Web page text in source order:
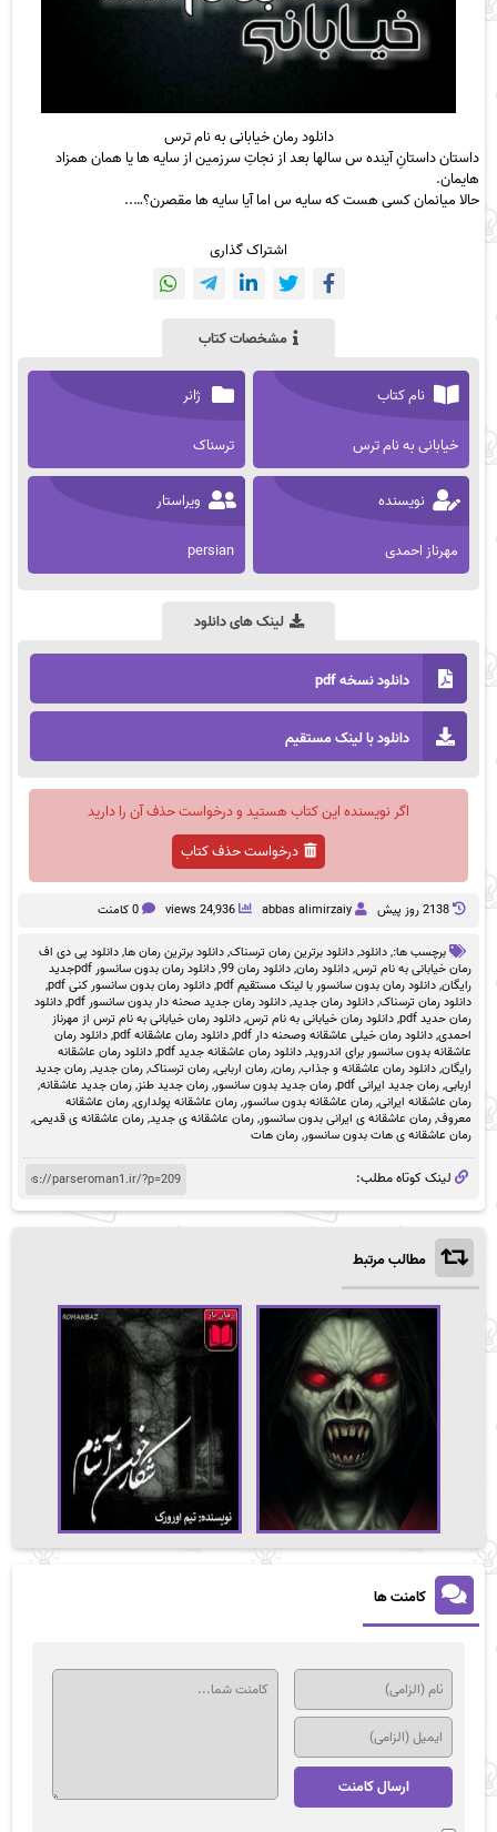
دانلود رمان خیابانی به نام ترس
داستان داستانِ آینده س سالها بعد از نجاتِ سرزمین از سایه ها یا همان همزاد
هایمان.
حالا میانمان کسی هست که سایه س اما آیا سایه ها مقصرن؟…..
اشتراک گذاری
مشخصات کتاب
نام کتاب
خیابانی به نام ترس
ژانر
ترسناک
نویسنده
مهرناز احمدی
ویراستار
persian
لینک های دانلود
دانلود نسخه pdf
دانلود با لینک مستقیم
اگر نویسنده این کتاب هستید و درخواست حذف آن را دارید
درخواست حذف کتاب
2138 روز پيش abbas alimirzaiy
24,936 views 0 کامنت
برچسب ها:,دانلود,دانلود برترین رمان ترسناک,دانلود برترین رمان ها,دانلود پی دی اف
رمان خیابانی به نام ترس,دانلود رمان,دانلود رمان 99 ,
دانلود رمان بدون سانسور pdfجدید
رایگان,دانلود رمان بدون سانسور با لینک مستقیم pdf ,دانلود رمان بدون سانسور کنی pdf
,
دانلود رمان ترسناک,دانلود رمان جدید,دانلود رمان جدید صحنه دار بدون سانسور pdf ,دانلود
رمان حدید pdf
,دانلود رمان خیابانی به نام ترس,دانلود رمان خیابانی به نام ترس از مهرناز
احمدی,دانلود رمان خیلی عاشقانه وصحنه دار pdf ,دانلود رمان عاشقانه pdf ,دانلود رمان
عاشقانه بدون سانسور برای اندروید,دانلود رمان عاشقانه جدید pdf ,دانلود رمان عاشقانه
رایگان,دانلود رمان عاشقانه و جذاب,رمان,رمان اربابی,رمان ترسناک,رمان جدید,رمان جدید
اربابی,رمان جدید ایرانی pdf ,رمان جدید بدون سانسور,رمان جدید طنز,رمان جدید عاشقانه,
رمان عاشقانه ایرانی,رمان عاشقانه بدون سانسور,رمان عاشقانه پولداری,رمان عاشقانه
معروف,رمان عاشقانه ی ایرانی بدون سانسور,رمان عاشقانه ی جدید,رمان عاشقانه ی قدیمی,
رمان عاشقانه ی هات بدون سانسور,رمان هات
لینک کوتاه مطلب:
مطالب مرتبط
کامنت ها